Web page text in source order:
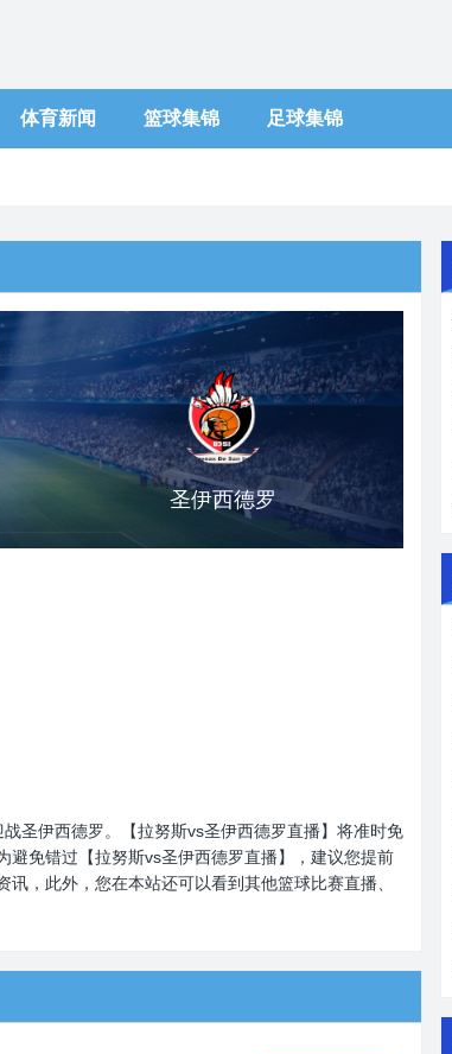
体育新闻 篮球集锦 足球集锦
圣伊西德罗
圣伊西德罗。【拉努斯vs圣伊西德罗直播】将准时免
避免错过【拉努斯vs圣伊西德罗直播】，建议您提前
，此外，您在本站还可以看到其他篮球比赛直播、